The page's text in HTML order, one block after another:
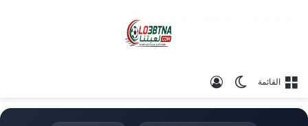
القائمة الوضع المظلم